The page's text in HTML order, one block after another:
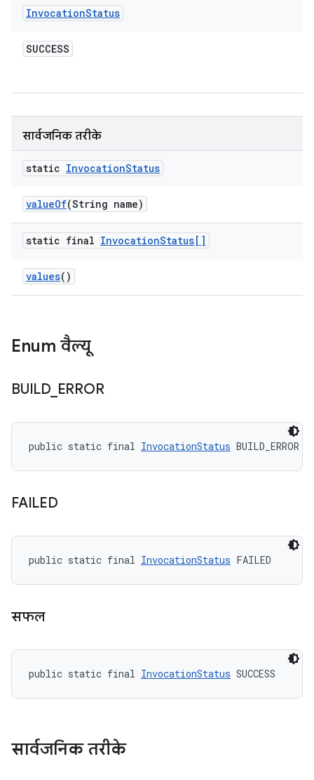
InvocationStatus
SUCCESS
सार्वजनिक तरीके
static InvocationStatus
valueOf(String name)
static final InvocationStatus[]
values()
Enum वैल्यू
BUILD_ ERROR
public static final InvocationStatus BUILD_ERROR
FAILED
public static final InvocationStatus FAILED
सफल
public static final InvocationStatus SUCCESS
सार्वजनिक तरीके